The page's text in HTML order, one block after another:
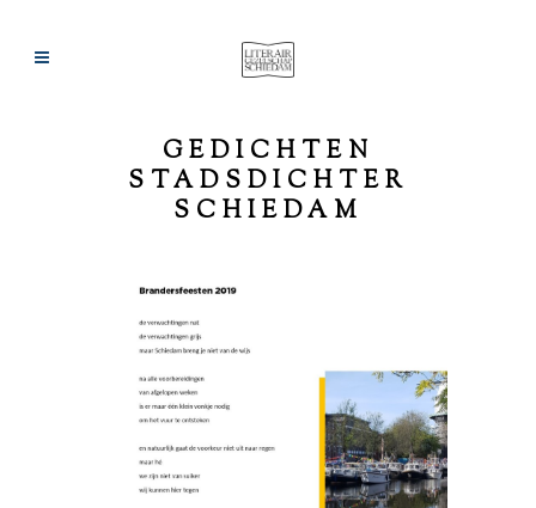
GEDICHTEN
STADSDICHTER
SCHIEDAM